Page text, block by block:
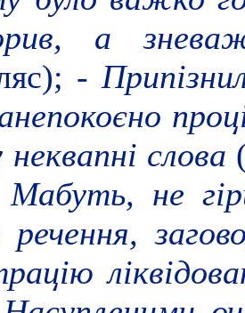
а
-
слова
не